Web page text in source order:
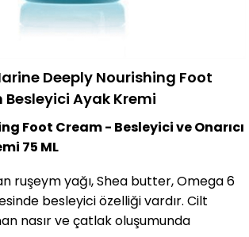
Deeply Nourishing Foot
Ayak Kremi
Foot Cream - Besleyici ve Onarıcı
75 ML
ruşeym yağı, Shea butter, Omega 6
besleyici özelliği vardır. Cilt
nasır ve çatlak oluşumunda